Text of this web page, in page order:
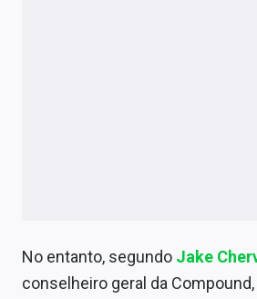
No entanto, segundo Jake
conselheiro geral da Compound,